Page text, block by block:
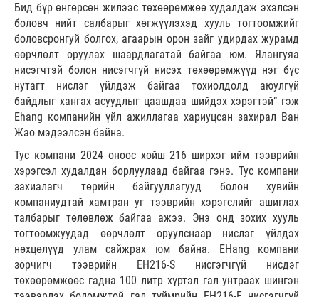
Бид бүр өнгөрсөн жилээс төхөөрөмжөө худалдаж эхэлсэн
боловч нийт салбарыг хөгжүүлэхэд хууль тогтоомжийг
боловсронгуй болгох, агаарын орон зайг удирдах журамд
өөрчлөлт оруулах шаардлагатай байгаа юм. Ялангуяа
нисэгчтэй болон нисэгчгүй нисэх төхөөрөмжүүд нэг бүс
нутагт нислэг үйлдэж байгаа тохиолдолд аюулгүй
байдлыг хангах асуудлыг цаашдаа шийдэх хэрэгтэй” гэж
Ehang компанийн үйл ажиллагаа хариуцсан захирал Ван
Жао мэдээлсэн байна.
Тус компани 2024 оноос хойш 216 ширхэг ийм тээврийн
хэрэгсэл худалдан борлуулаад байгаа гэнэ. Тус компани
захиалагч төрийн байгууллагууд болон хувийн
компаниудтай хамтран уг тээврийн хэрэгслийг ашиглах
талбарыг төлөвлөж байгаа ажээ. Энэ онд зохих хууль
тогтоомжуудад өөрчлөлт оруулснаар нислэг үйлдэх
нөхцөлүүд улам сайжрах юм байна. EHang компани
зорчигч тээврийн EH216-S нисгэгчгүй нисдэг
төхөөрөмжөөс гадна 100 литр хүртэл гал унтраах шингэн